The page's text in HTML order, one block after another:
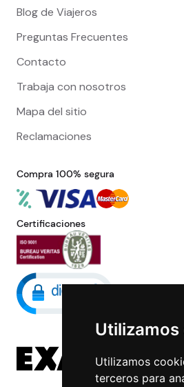
Utilizamos
terceros para
Blog de Viajeros
Preguntas Frecuentes
Contacto
Trabaja con nosotros
Mapa del sitio
Reclamaciones
Compra 100% segura
Certificaciones